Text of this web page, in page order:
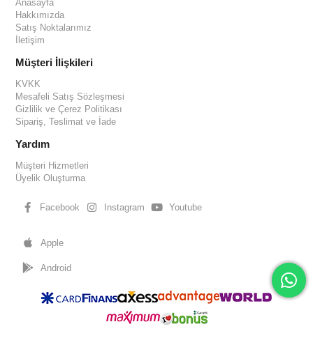
Anasayfa
Hakkımızda
Satış Noktalarımız
İletişim
Müşteri İlişkileri
KVKK
Mesafeli Satış Sözleşmesi
Gizlilik ve Çerez Politikası
Sipariş, Teslimat ve İade
Yardım
Müşteri Hizmetleri
Üyelik Oluşturma
Facebook Instagram Youtube
Apple
Android